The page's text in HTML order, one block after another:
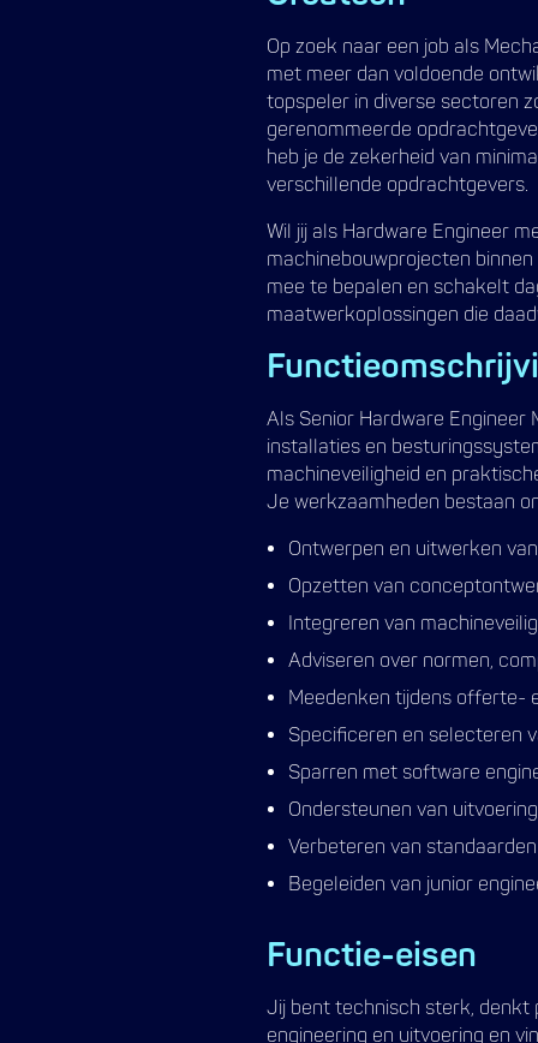
Op zoek naar een job als
met meer dan voldoende
topspeler in diverse sectoren
gerenommeerde
heb je de zekerheid van
verschillende opdrachtgevers.
Wil jij als Hardware Engineer
machinebouwprojecten
mee te bepalen en schakelt
maatwerkoplossingen die
Als Senior Hardware
installaties en
machineveiligheid en
Je werkzaamheden bestaan
Ontwerpen en uitwerken
Opzetten van
Integreren van
Adviseren over normen,
Meedenken tijdens offerte-
Specificeren en selecteren
Sparren met software
Ondersteunen van
Verbeteren van
Begeleiden van junior
Functie-eisen
Jij bent technisch sterk, denkt
engineering en uitvoering en